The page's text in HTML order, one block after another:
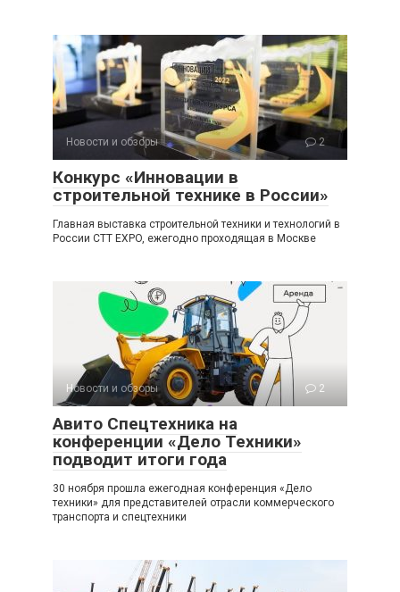
Новости и обзоры 2
Конкурс «Инновации в
строительной технике в России»
Главная выставка строительной техники и технологий в
России CTT EXPO, ежегодно проходящая в Москве
Новости и обзоры 2
Авито Спецтехника на
конференции «Дело Техники»
подводит итоги года
30 ноября прошла ежегодная конференция «Дело
техники» для представителей отрасли коммерческого
транспорта и спецтехники